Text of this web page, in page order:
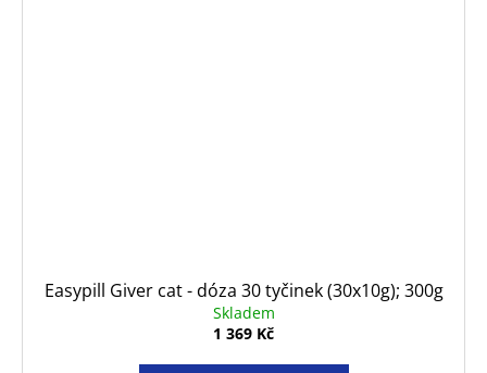
Easypill Giver cat - dóza 30 tyčinek (30x10g); 300g
Skladem
1 369 Kč